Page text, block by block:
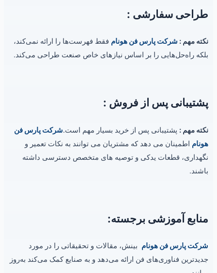
طراحی سفارشی :
نکته مهم : شرکت پارس فن هونام فقط فهرست‌ها را ارائه نمی‌کند،
بلکه راه‌حل‌هایی را بر اساس نیازهای خاص صنعت طراحی می‌کند.
پشتیبانی پس از فروش :
نکته مهم : پشتیبانی پس از خرید بسیار مهم است.شرکت پارس فن
هونام اطمینان می دهد که مشتریان می توانند به نکات تعمیر و
نگهداری، قطعات یدکی و توصیه های متخصص دسترسی داشته
باشند.
منابع آموزشی برجسته:
شرکت پارس فن هونام بینش، مقالات و تحقیقاتی را در مورد
جدیدترین فناوری‌های فن ارائه می‌دهد و به صنایع کمک می‌کند به‌روز